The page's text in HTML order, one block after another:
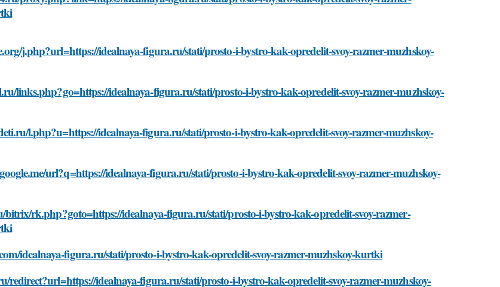
j.php?url=https://idealnaya-figura.ru/stati/prosto-i-bystro-kak-opredelit-svoy-razmer-muzhskoy-
links.php?go=https://idealnaya-figura.ru/stati/prosto-i-bystro-kak-opredelit-svoy-razmer-muzhskoy-
l.php?u=https://idealnaya-figura.ru/stati/prosto-i-bystro-kak-opredelit-svoy-razmer-muzhskoy-
url?q=https://idealnaya-figura.ru/stati/prosto-i-bystro-kak-opredelit-svoy-razmer-muzhskoy-
bitrix/rk.php?goto=https://idealnaya-figura.ru/stati/prosto-i-bystro-kak-opredelit-svoy-razmer-
idealnaya-figura.ru/stati/prosto-i-bystro-kak-opredelit-svoy-razmer-muzhskoy-kurtki
redirect?url=https://idealnaya-figura.ru/stati/prosto-i-bystro-kak-opredelit-svoy-razmer-muzhskoy-